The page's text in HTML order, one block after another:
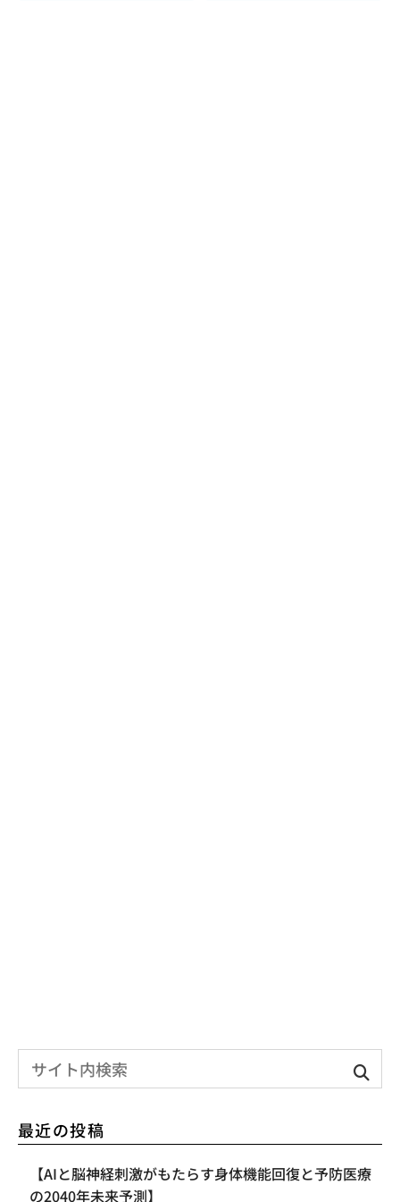
最近の投稿
【AIと脳神経刺激がもたらす身体機能回復と予防医療
の2040年未来予測】